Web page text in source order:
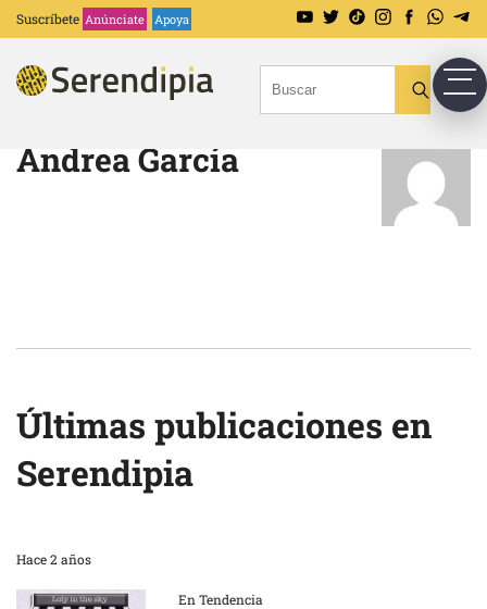
Suscríbete Anúnciate Apoya
Andrea García
Últimas publicaciones en
Serendipia
Hace 2 años
En Tendencia